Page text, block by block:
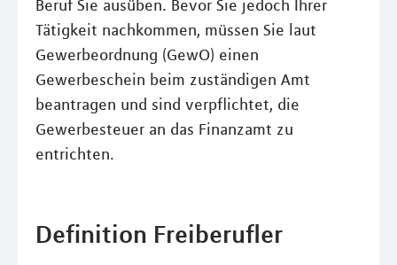
Beruf Sie ausüben. Bevor Sie jedoch Ihrer
Tätigkeit nachkommen, müssen Sie laut
Gewerbeordnung (GewO) einen
Gewerbeschein beim zuständigen Amt
beantragen und sind verpflichtet, die
Gewerbesteuer an das Finanzamt zu
entrichten.
Definition Freiberufler